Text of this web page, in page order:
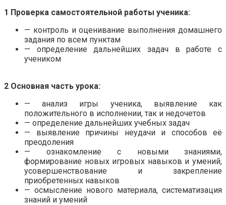
1 Проверка самостоятельной работы ученика:
— контроль и оценивание выполнения домашнего
задания по всем пунктам
— определение дальнейших задач в работе с
учеником
2 Основная часть урока:
— анализ игры ученика, выявление как
положительного в исполнении, так и недочетов
— определение дальнейших учебных задач
— выявление причины неудачи и способов её
преодоления
— ознакомление с новыми знаниями,
формирование новых игровых навыков и умений,
усовершенствование и закрепление
приобретенных навыков
— осмысление нового материала, систематизация
знаний и умений